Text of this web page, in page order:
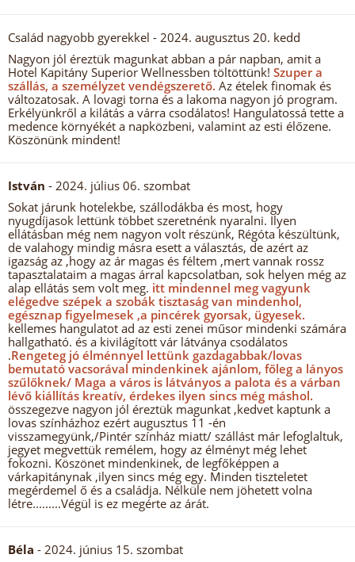
Család nagyobb gyerekkel - 2024. augusztus 20. kedd
Nagyon jól éreztük magunkat abban a pár napban, amit a
Hotel Kapitány Superior Wellnessben töltöttünk! Szuper a
szállás, a személyzet vendégszerető. Az ételek finomak és
változatosak. A lovagi torna és a lakoma nagyon jó program.
Erkélyünkről a kilátás a várra csodálatos! Hangulatossá tette a
medence környékét a napközbeni, valamint az esti élőzene.
Köszönünk mindent!
István - 2024. július 06. szombat
Sokat járunk hotelekbe, szállodákba és most, hogy
nyugdíjasok lettünk többet szeretnénk nyaralni. Ilyen
ellátásban még nem nagyon volt részünk, Régóta készültünk,
de valahogy mindig másra esett a választás, de azért az
igazság az ,hogy az ár magas és féltem ,mert vannak rossz
tapasztalataim a magas árral kapcsolatban, sok helyen még az
alap ellátás sem volt meg. itt mindennel meg vagyunk
elégedve szépek a szobák tisztaság van mindenhol,
egésznap figyelmesek ,a pincérek gyorsak, ügyesek.
kellemes hangulatot ad az esti zenei műsor mindenki számára
hallgatható. és a kivilágított vár látványa csodálatos
.Rengeteg jó élménnyel lettünk gazdagabbak/lovas
bemutató vacsorával mindenkinek ajánlom, főleg a lányos
szűlőknek/ Maga a város is látványos a palota és a várban
lévő kiállítás kreatív, érdekes ilyen sincs még máshol.
összegezve nagyon jól éreztük magunkat ,kedvet kaptunk a
lovas színházhoz ezért augusztus 11 -én
visszamegyünk,/Pintér színház miatt/ szállást már lefoglaltuk,
jegyet megvettük remélem, hogy az élményt még lehet
fokozni. Köszönet mindenkinek, de legfőképpen a
várkapitánynak ,ilyen sincs még egy. Minden tiszteletet
megérdemel ő és a családja. Nélküle nem jöhetett volna
létre.........Végül is ez megérte az árát.
Béla - 2024. június 15. szombat